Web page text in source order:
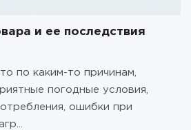
и ее последствия
по каким-то причинам,
погодные условия,
ошибки при